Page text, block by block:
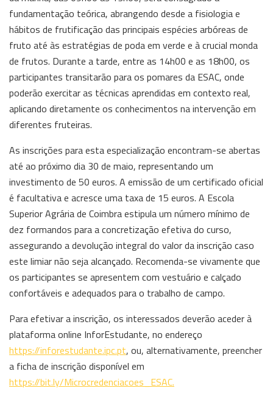
fundamentação teórica, abrangendo desde a fisiologia e
hábitos de frutificação das principais espécies arbóreas de
fruto até às estratégias de poda em verde e à crucial monda
de frutos. Durante a tarde, entre as 14h00 e as 18h00, os
participantes transitarão para os pomares da ESAC, onde
poderão exercitar as técnicas aprendidas em contexto real,
aplicando diretamente os conhecimentos na intervenção em
diferentes fruteiras.
As inscrições para esta especialização encontram-se abertas
até ao próximo dia 30 de maio, representando um
investimento de 50 euros. A emissão de um certificado oficial
é facultativa e acresce uma taxa de 15 euros. A Escola
Superior Agrária de Coimbra estipula um número mínimo de
dez formandos para a concretização efetiva do curso,
assegurando a devolução integral do valor da inscrição caso
este limiar não seja alcançado. Recomenda-se vivamente que
os participantes se apresentem com vestuário e calçado
confortáveis e adequados para o trabalho de campo.
Para efetivar a inscrição, os interessados deverão aceder à
plataforma online InforEstudante, no endereço
https://inforestudante.ipc.pt, ou, alternativamente, preencher
a ficha de inscrição disponível em
https://bit.ly/Microcredenciacoes_ESAC.